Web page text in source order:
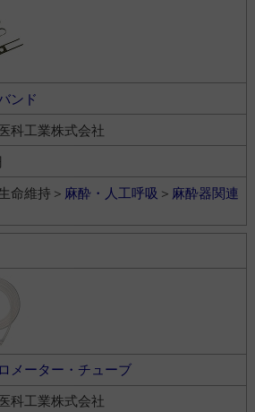
ンド
科工業株式会社
命維持＞ 麻酔・人工呼吸 ＞ 麻酔器関連
メーター・チューブ
科工業株式会社